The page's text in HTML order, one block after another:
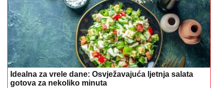
Idealna za vrele dane: Osvježavajuća ljetnja salata
gotova za nekoliko minuta